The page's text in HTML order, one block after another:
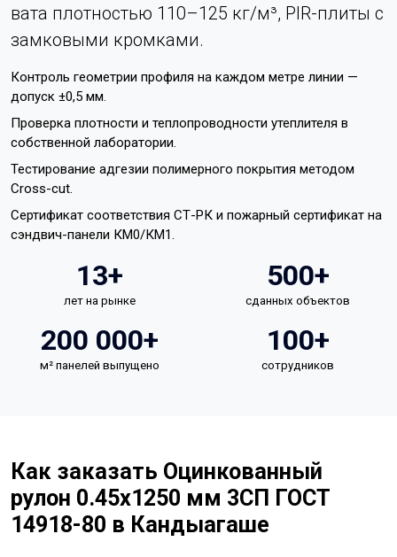
вата плотностью 110–125 кг/м³, PIR-плиты с
замковыми кромками.
Контроль геометрии профиля на каждом метре линии —
допуск ±0,5 мм.
Проверка плотности и теплопроводности утеплителя в
собственной лаборатории.
Тестирование адгезии полимерного покрытия методом
Cross-cut.
Сертификат соответствия СТ-РК и пожарный сертификат на
сэндвич-панели КМ0/КМ1.
13+
лет на рынке
500+
сданных объектов
200 000+
м² панелей выпущено
100+
сотрудников
Как заказать Оцинкованный
рулон 0.45x1250 мм 3СП ГОСТ
14918-80 в Кандыагаше